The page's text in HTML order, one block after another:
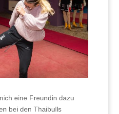
eine Freundin dazu
bei den Thaibulls